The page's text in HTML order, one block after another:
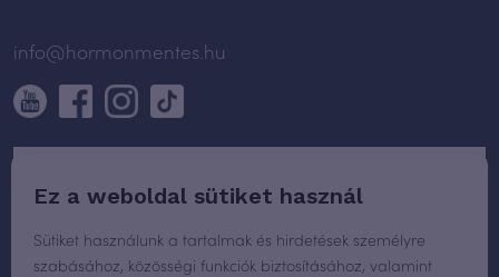
Ez a weboldal sütiket használ
Sütiket használunk a tartalmak és hirdetések személyre
szabásához, közösségi funkciók biztosításához, valamint
info@hormonmentes.hu